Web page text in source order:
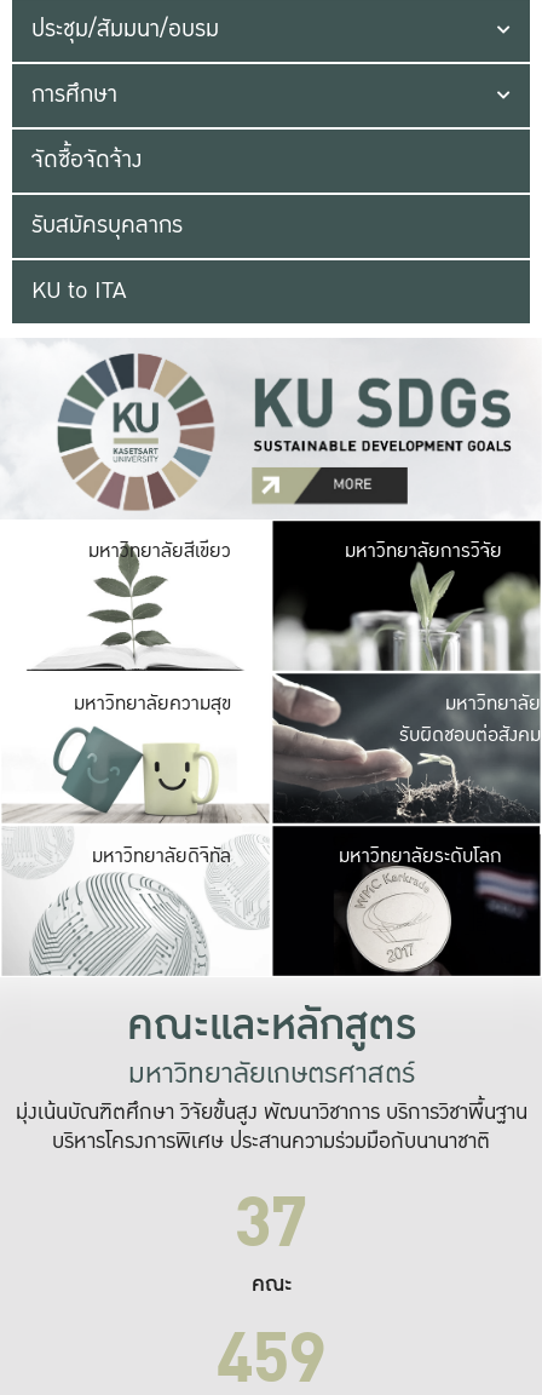
ประชุม/สัมมนา/อบรม
การศึกษา
จัดซื้อจัดจ้าง
รับสมัครบุคลากร
KU to ITA
มหาวิทยาลัยสีเขียว มหาวิ
มีพื้นที่เขียวสดใส
เป็นป่าในเมือง เกษต
มหาวิทยาลัยการวิจัย
มหาวิทยาลัยความสุข มหาวิ
ค
เปิดประ
และพบเรื่องราวใ
มหาวิทยาลัย
รับผิดชอบต่อสังคม
มหาวิทยาลัยดิจิทัล มหาวิ
เปลี่ยนแปลง แล
เพื่อทำง
ระบบสารสนเทศ
มหาวิทยาลัยระดับโลก
คณะและหลักสูตร
มหาวิทยาลัยเกษตรศาสตร์
มุ่งเน้นบัณฑิตศึกษา วิจัยขั้นสูง พัฒนาวิชาการ บริการวิชาพื้นฐาน
บริหารโครงการพิเศษ ประสานความร่วมมือกับนานาชาติ
37
คณะ
459